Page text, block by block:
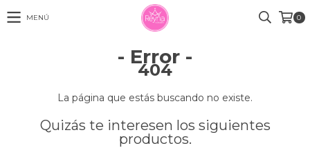
MENÚ 0
- Error -
404
La página que estás buscando no existe.
Quizás te interesen los siguientes
productos.